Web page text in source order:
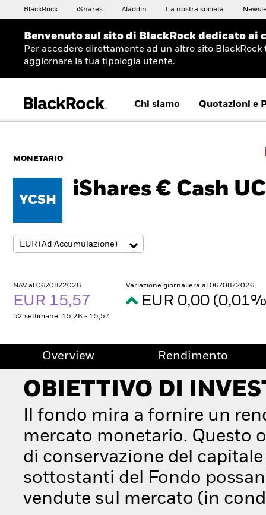
BlackRock iShares Aladdin La nostra società
Benvenuto sul sito di BlackRock dedicato
Per accedere direttamente ad un altro sito
aggiornare
la tua tipologia utente.
Chi siamo Quotazioni e
MONETARIO
YCSH iShares € Cash
NAV al 06/08/2026
EUR 15,57
52 settimane: 15,26 - 15,57
Variazione giornaliera al 06/08/2026
EUR 0,00
Overview Rendimento
OBIETTIVO DI
Il fondo mira a fornire un
mercato monetario. Questo
di conservazione del
sottostanti del Fondo
vendute sul mercato (in